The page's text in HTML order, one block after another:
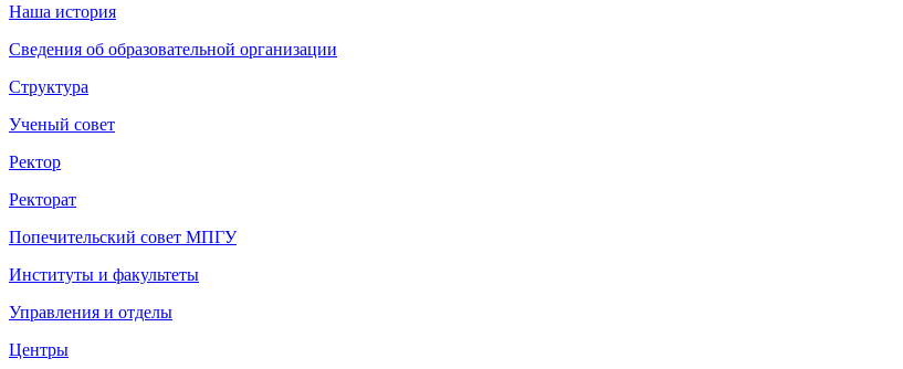
Наша история
Сведения об образовательной организации
Структура
Ученый совет
Ректор
Ректорат
Попечительский совет МПГУ
Институты и факультеты
Управления и отделы
Центры